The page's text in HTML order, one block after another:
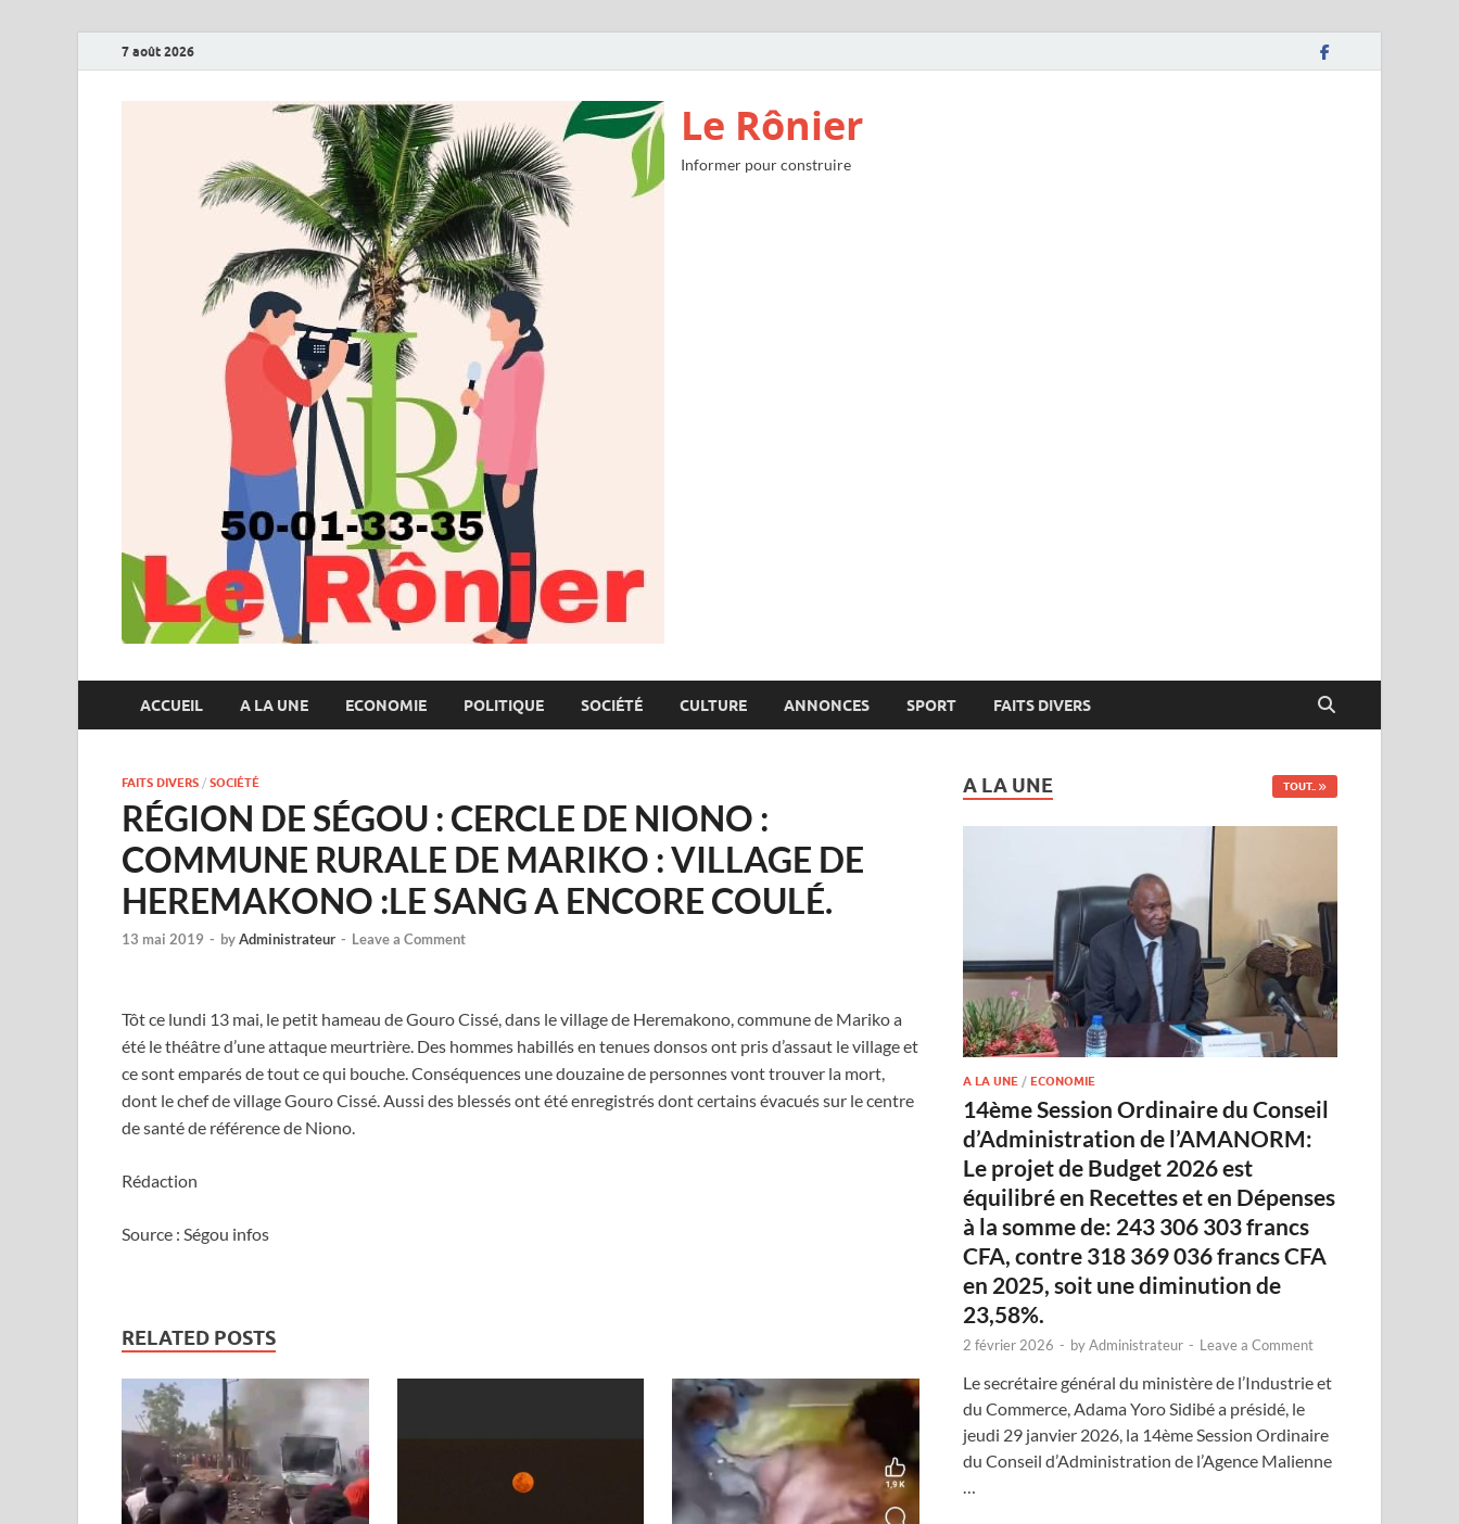
7 août 2026
Le Rônier
Informer pour construire
ACCUEIL A LA UNE ECONOMIE POLITIQUE SOCIÉTÉ CULTURE ANNONCES SPORT FAITS DIVERS
FAITS DIVERS / SOCIÉTÉ
RÉGION DE SÉGOU : CERCLE DE NIONO :
COMMUNE RURALE DE MARIKO : VILLAGE DE
HEREMAKONO :LE SANG A ENCORE COULÉ.
13 mai 2019 - byAdministrateur - Leave a Comment
Tôt ce lundi 13 mai, le petit hameau de Gouro Cissé, dans le village de Heremakono, commune de Mariko a
été le théâtre d’une attaque meurtrière. Des hommes habillés en tenues donsos ont pris d’assaut le village et
ce sont emparés de tout ce qui bouche. Conséquences une douzaine de personnes vont trouver la mort,
dont le chef de village Gouro Cissé. Aussi des blessés ont été enregistrés dont certains évacués sur le centre
de santé de référence de Niono.
Rédaction
Source : Ségou infos
RELATED POSTS
A LA UNE TOUT..
A LA UNE /ECONOMIE
14ème Session Ordinaire du Conseil
d’Administration de l’AMANORM:
Le projet de Budget 2026 est
équilibré en Recettes et en Dépenses
à la somme de: 243 306 303 francs
CFA, contre 318 369 036 francs CFA
en 2025, soit une diminution de
23,58%.
2 février 2026 - byAdministrateur - Leave a Comment
Le secrétaire général du ministère de l’Industrie et
du Commerce, Adama Yoro Sidibé a présidé, le
jeudi 29 janvier 2026, la 14ème Session Ordinaire
du Conseil d’Administration de l’Agence Malienne
…